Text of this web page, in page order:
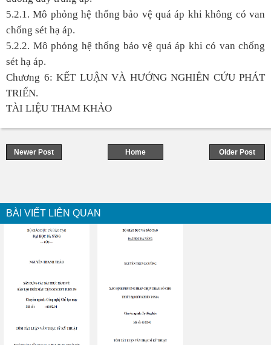
5.2.1. Mô phỏng hệ thống bảo vệ quá áp khi không có van
chống sét hạ áp.
5.2.2. Mô phỏng hệ thống bảo vệ quá áp khi có van chống
sét hạ áp.
Chương 6: KẾT LUẬN VÀ HƯỚNG NGHIÊN CỨU PHÁT
TRIỂN.
TÀI LIỆU THAM KHẢO
Newer Post Older Post
Home
BÀI VIẾT LIÊN QUAN